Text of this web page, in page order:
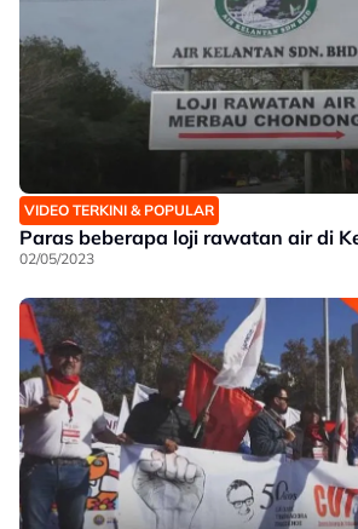
VIDEO TERKINI & POPULAR
Paras beberapa loji rawatan air di
02/05/2023